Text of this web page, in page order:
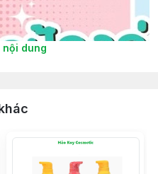
dung